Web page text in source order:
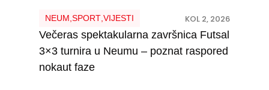
NEUM SPORT, VIJESTI KOL 2, 2026
Večeras spektakularna završnica Futsal
3×3 turnira u Neumu – poznat raspored
nokaut faze